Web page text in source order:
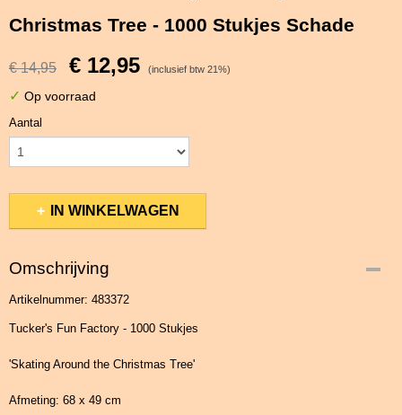
Christmas Tree - 1000 Stukjes Schade
€ 14,95 € 12,95 (inclusief btw 21%)
✓ Op voorraad
Aantal
IN WINKELWAGEN
Omschrijving
Artikelnummer: 483372
Tucker's Fun Factory - 1000 Stukjes
'Skating Around the Christmas Tree'
Afmeting: 68 x 49 cm